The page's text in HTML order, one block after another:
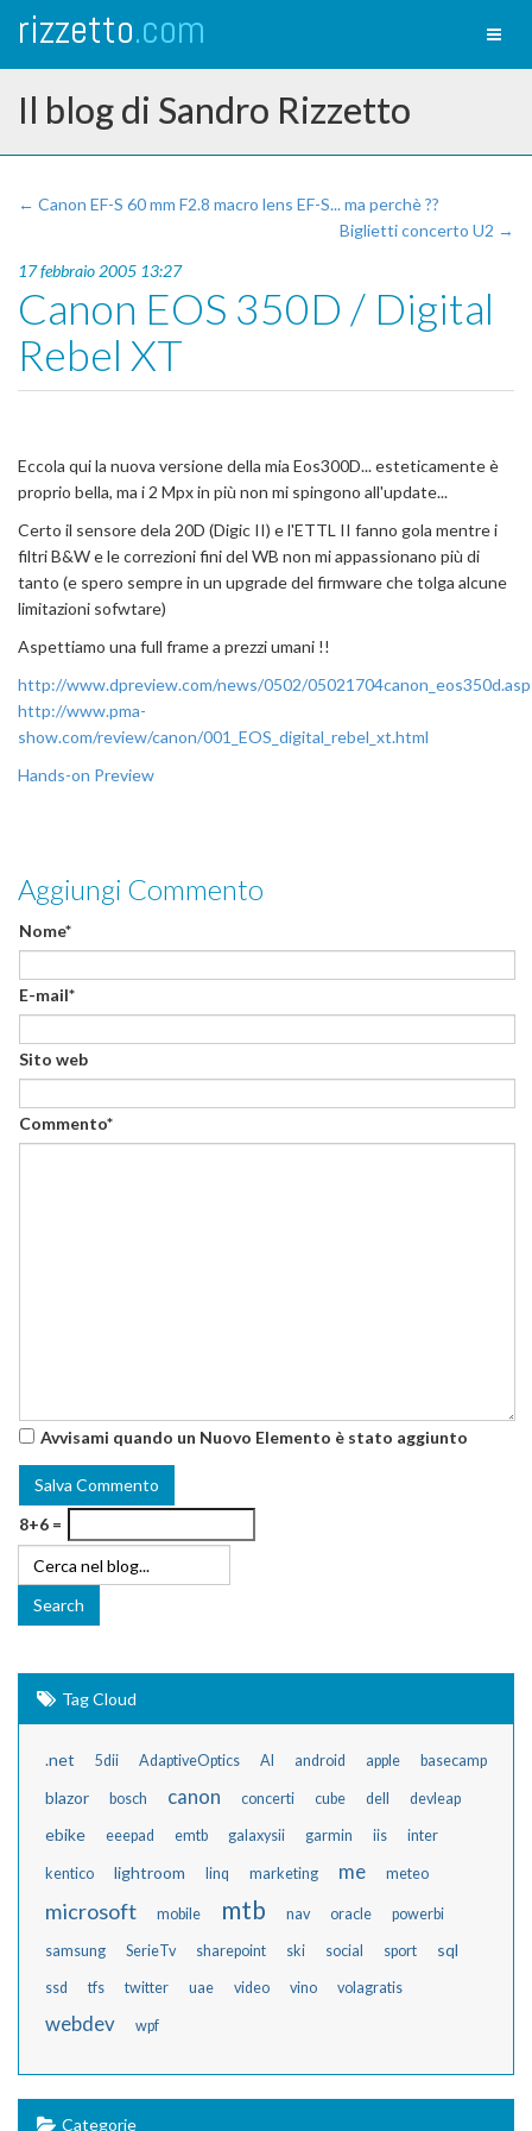
rizzetto.com
Il blog di Sandro Rizzetto
← Canon EF-S 60 mm F2.8 macro lens EF-S... ma perchè ??
Biglietti concerto U2 →
17 febbraio 2005 13:27
Canon EOS 350D / Digital
Rebel XT
Eccola qui la nuova versione della mia Eos300D... esteticamente è
proprio bella, ma i 2 Mpx in più non mi spingono all'update...
Certo il sensore dela 20D (Digic II) e l'ETTL II fanno gola mentre i
filtri B&W e le correzioni fini del WB non mi appassionano più di
tanto (e spero sempre in un upgrade del firmware che tolga alcune
limitazioni sofwtare)
Aspettiamo una full frame a prezzi umani !!
http://www.dpreview.com/news/0502/05021704canon_eos350d.asp
http://www.pma-
show.com/review/canon/001_EOS_digital_rebel_xt.html
Hands-on Preview
Aggiungi Commento
Nome*
E-mail*
Sito web
Commento*
Avvisami quando un Nuovo Elemento è stato aggiunto
8+6 =
Tag Cloud
.net 5dii AdaptiveOptics AI android apple basecamp
blazor bosch canon concerti cube dell devleap
ebike eeepad emtb galaxysii garmin iis inter
kentico lightroom linq marketing me meteo
microsoft mobile mtb nav oracle powerbi
samsung SerieTv sharepoint ski social sport sql
ssd tfs twitter uae video vino volagratis
webdev wpf
Categorie